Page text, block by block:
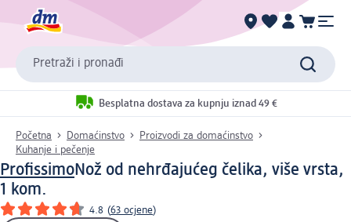
Pretraži i pronađi
Besplatna dostava za kupnju iznad 49 €
Početna Domaćinstvo
Proizvodi za domaćinstvo
Kuhanje i pečenje
ProfissimoNož od nehrđajućeg čelika, više vrsta,
1 kom.
4.8 (63 ocjene)